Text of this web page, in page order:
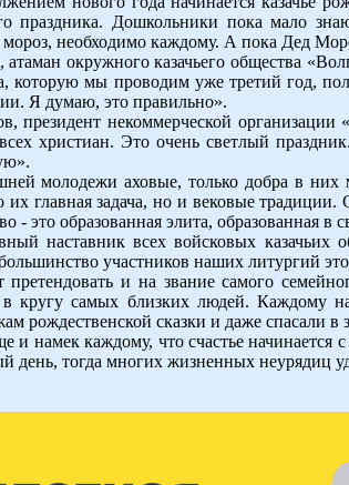
праздника. Дошкольники пока мало
мороз, необходимо каждому. А пока Дед
окружного казачьего общества
которую мы проводим уже третий год,
Я думаю, это правильно».
президент некоммерческой
всех христиан. Это очень светлый
молодежи аховые, только добра в них
их главная задача, но и вековые
- это образованная элита,
наставник всех войсковых
участников наших литургий
претендовать и на звание самого
в кругу самых близких людей. Каждому
рождественской сказки и даже спасали в
и намек каждому, что счастье
день, тогда многих жизненных неурядиц